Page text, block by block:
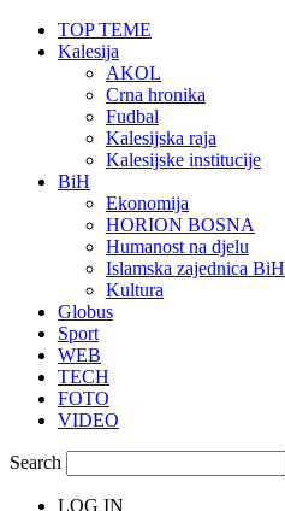
TOP TEME
Kalesija
AKOL
Crna hronika
Fudbal
Kalesijska raja
Kalesijske institucije
BiH
Ekonomija
HORION BOSNA
Humanost na djelu
Islamska zajednica BiH
Kultura
Globus
Sport
WEB
TECH
FOTO
VIDEO
Search
LOG IN